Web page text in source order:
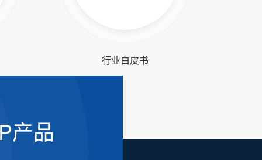
行业白皮书
产品